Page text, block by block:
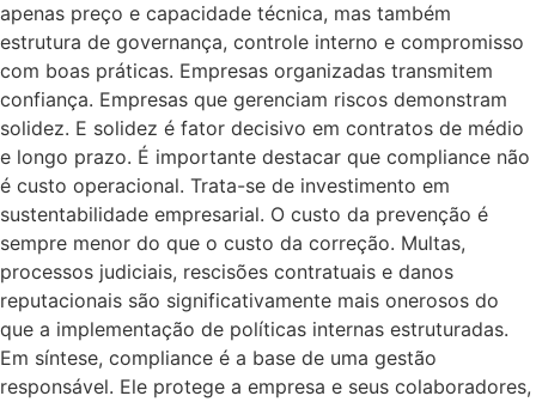
apenas preço e capacidade técnica, mas também
estrutura de governança, controle interno e compromisso
com boas práticas. Empresas organizadas transmitem
confiança. Empresas que gerenciam riscos demonstram
solidez. E solidez é fator decisivo em contratos de médio
e longo prazo. É importante destacar que compliance não
é custo operacional. Trata-se de investimento em
sustentabilidade empresarial. O custo da prevenção é
sempre menor do que o custo da correção. Multas,
processos judiciais, rescisões contratuais e danos
reputacionais são significativamente mais onerosos do
que a implementação de políticas internas estruturadas.
Em síntese, compliance é a base de uma gestão
responsável. Ele protege a empresa e seus colaboradores,